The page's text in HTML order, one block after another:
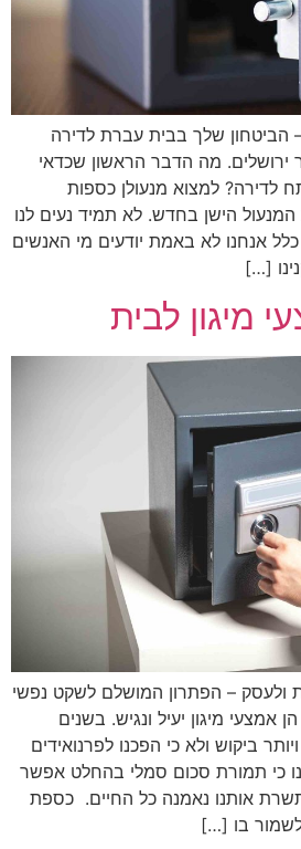
הביטחון שלך בבית עברת לדירה
ירושלים. מה הדבר הראשון שכדאי
למצוא מנעולן כספות
המנעול הישן בחדש. לא תמיד נעים לנו
אנחנו לא באמת יודעים מי האנשים
[…]
מיגון לבית
ולעסק – הפתרון המושלם לשקט נפשי
אמצעי מיגון יעיל ונגיש. בשנים
ביקוש ולא כי הפכנו לפרנואידים
כי תמורת סכום סמלי בהחלט אפשר
אותנו נאמנה כל החיים. כספת
בו […]